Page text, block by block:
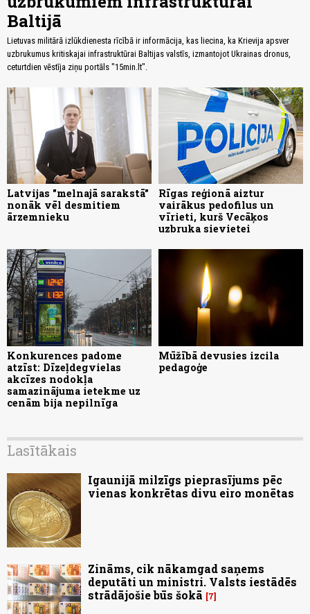
Baltijā
Lietuvas militārā izlūkdienesta rīcībā ir informācija, kas liecina, ka Krievija apsver
uzbrukumus kritiskajai infrastruktūrai Baltijas valstīs, izmantojot Ukrainas dronus,
ceturtdien vēstīja ziņu portāls "15min.lt".
Latvijas "melnajā sarakstā"
nonāk vēl desmitiem
ārzemnieku
Rīgas reģionā aiztur
vairākus pedofilus un
vīrieti, kurš Vecāķos
uzbruka sievietei
Konkurences padome
atzīst: Dīzeļdegvielas
akcīzes nodokļa
samazinājuma ietekme uz
cenām bija nepilnīga
Mūžībā devusies izcila
pedagoģe
Lasītākais
Igaunijā milzīgs pieprasījums pēc
vienas konkrētas divu eiro monētas
Zināms, cik nākamgad saņems
deputāti un ministri. Valsts iestādēs
strādājošie būs šokā
7